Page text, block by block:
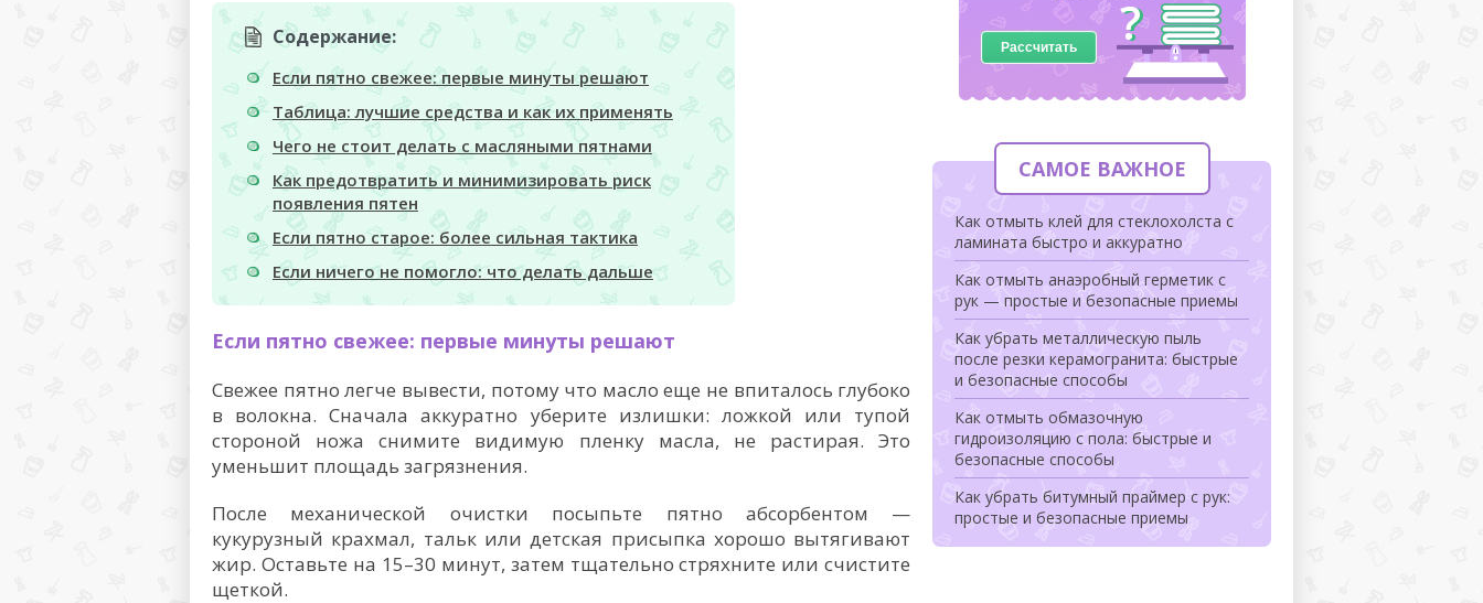
Содержание:
Если пятно свежее: первые минуты решают
Таблица: лучшие средства и как их применять
Чего не стоит делать с масляными пятнами
Как предотвратить и минимизировать риск
появления пятен
Если пятно старое: более сильная тактика
Если ничего не помогло: что делать дальше
Если пятно свежее: первые минуты решают
Свежее пятно легче вывести, потому что масло еще не впиталось глубоко
в волокна. Сначала аккуратно уберите излишки: ложкой или тупой
стороной ножа снимите видимую пленку масла, не растирая. Это
уменьшит площадь загрязнения.
После механической очистки посыпьте пятно абсорбентом —
кукурузный крахмал, тальк или детская присыпка хорошо вытягивают
жир. Оставьте на 15–30 минут, затем тщательно стряхните или счистите
щеткой.
Рассчитать
САМОЕ ВАЖНОЕ
Как отмыть клей для стеклохолста с
ламината быстро и аккуратно
Как отмыть анаэробный герметик с
рук — простые и безопасные приемы
Как убрать металлическую пыль
после резки керамогранита: быстрые
и безопасные способы
Как отмыть обмазочную
гидроизоляцию с пола: быстрые и
безопасные способы
Как убрать битумный праймер с рук:
простые и безопасные приемы